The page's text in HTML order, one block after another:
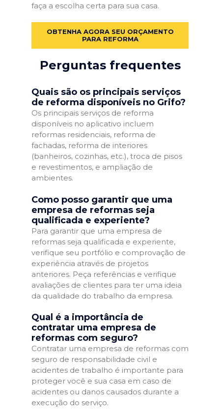
faça a escolha certa para sua casa.
OBTENHA AGORA SEU ORÇAMENTO
PARA REFORMA
Perguntas frequentes
Quais são os principais serviços
de reforma disponíveis no Grifo?
Os principais serviços de reforma
disponíveis no aplicativo incluem
reformas residenciais, reforma de
fachadas, reforma de interiores
(banheiros, cozinhas, etc.), troca de pisos
e revestimentos, e ampliação de
ambientes.
Como posso garantir que uma
empresa de reformas seja
qualificada e experiente?
Para garantir que uma empresa de
reformas seja qualificada e experiente,
verifique seu portfólio e comprovação de
experiência através de projetos
anteriores. Peça referências e verifique
avaliações de clientes para ter uma ideia
da qualidade do trabalho da empresa.
Qual é a importância de
contratar uma empresa de
reformas com seguro?
Contratar uma empresa de reformas com
seguro de responsabilidade civil e
acidentes de trabalho é importante para
proteger você e sua casa em caso de
acidentes ou danos causados durante a
execução do serviço.